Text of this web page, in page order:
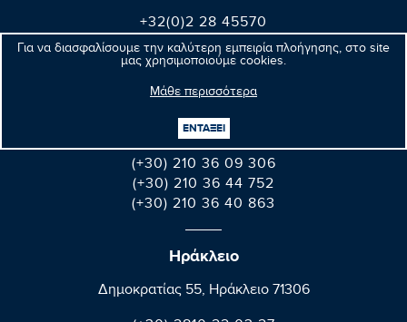
Για να διασφαλίσουμε την καλύτερη εμπειρία πλοήγησης, στο site
μας χρησιμοποιούμε cookies.
Μάθε περισσότερα
ΕΝΤΑΞΕΙ
+32(0)2 28 45570
+32(0)2 28 49570
Αθήνα
Βαλαωρίτου 9A, Aθήνα 106 71
(+30) 210 36 09 306
(+30) 210 36 44 752
(+30) 210 36 40 863
Ηράκλειο
Δημοκρατίας 55, Ηράκλειο 71306